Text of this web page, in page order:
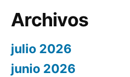
Archivos
julio 2026
junio 2026